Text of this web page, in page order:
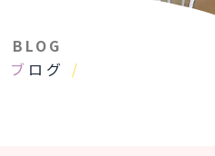
BLOG
ブ ログ /